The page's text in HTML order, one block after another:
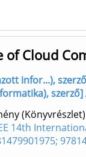
of Cloud
infor...),
14th